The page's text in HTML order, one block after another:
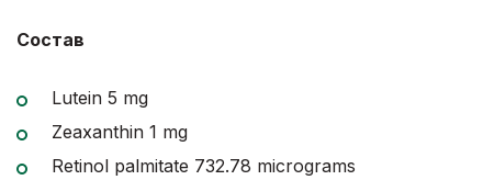
Состав
Lutein 5 mg
Zeaxanthin 1 mg
Retinol palmitate 732.78 micrograms